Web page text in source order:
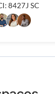
8427J SC